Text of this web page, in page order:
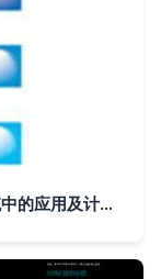
PLC与组态软件在大型自来水厂监控系统中的应用及计算机软件开发探讨